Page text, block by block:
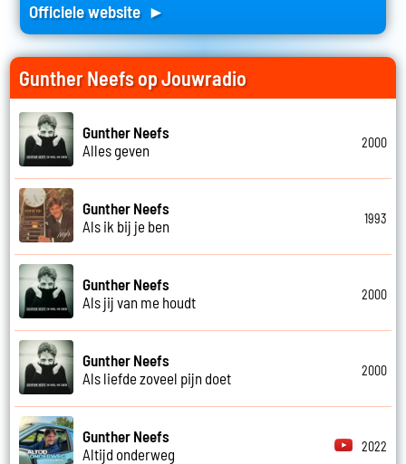
Officiele website ►
Gunther Neefs op Jouwradio
Gunther Neefs
Alles geven
2000
Gunther Neefs
Als ik bij je ben
1993
Gunther Neefs
Als jij van me houdt
2000
Gunther Neefs
Als liefde zoveel pijn doet
2000
Gunther Neefs
Altijd onderweg
2022